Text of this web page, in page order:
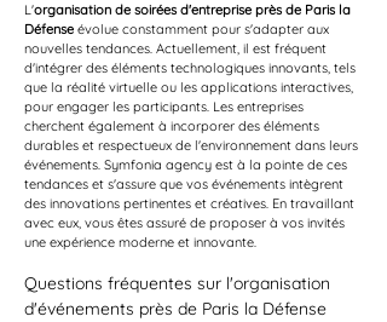
L'organisation de soirées d'entreprise près de Paris la
Défense évolue constamment pour s'adapter aux
nouvelles tendances. Actuellement, il est fréquent
d'intégrer des éléments technologiques innovants, tels
que la réalité virtuelle ou les applications interactives,
pour engager les participants. Les entreprises
cherchent également à incorporer des éléments
durables et respectueux de l'environnement dans leurs
événements. Symfonia agency est à la pointe de ces
tendances et s'assure que vos événements intègrent
des innovations pertinentes et créatives. En travaillant
avec eux, vous êtes assuré de proposer à vos invités
une expérience moderne et innovante.
Questions fréquentes sur l'organisation
d'événements près de Paris la Défense